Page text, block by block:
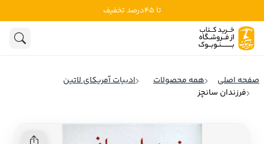
تا 45درصد تخفیف
ادبیات
روانشناسی
صفحه اصلی همه محصولات
ادبیات آمریکای لاتین
فرزندان سانچز